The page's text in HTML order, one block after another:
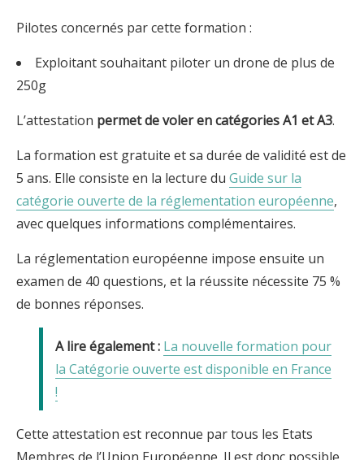
Pilotes concernés par cette formation :
Exploitant souhaitant piloter un drone de plus de
250g
L’attestation permet de voler en catégories A1 et A3.
La formation est gratuite et sa durée de validité est de
5 ans. Elle consiste en la lecture du Guide sur la
catégorie ouverte de la réglementation européenne,
avec quelques informations complémentaires.
La réglementation européenne impose ensuite un
examen de 40 questions, et la réussite nécessite 75 %
de bonnes réponses.
La nouvelle formation pour
la Catégorie ouverte est disponible en France
!
Cette attestation est reconnue par tous les Etats